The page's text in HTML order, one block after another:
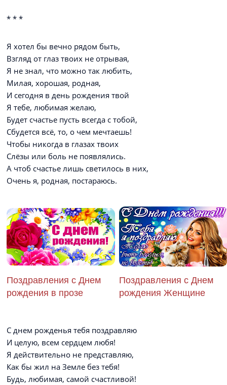
* * *
Я хотел бы вечно рядом быть,
Взгляд от глаз твоих не отрывая,
Я не знал, что можно так любить,
Милая, хорошая, родная,
И сегодня в день рождения твой
Я тебе, любимая желаю,
Будет счастье пусть всегда с тобой,
Сбудется всё, то, о чем мечтаешь!
Чтобы никогда в глазах твоих
Слёзы или боль не появлялись.
А чтоб счастье лишь светилось в них,
Очень я, родная, постараюсь.
Поздравления с Днем
рождения в прозе
Поздравления с Днем
рождения Женщине
С днем рожденья тебя поздравляю
И целую, всем сердцем любя!
Я действительно не представляю,
Как бы жил на Земле без тебя!
Будь, любимая, самой счастливой!